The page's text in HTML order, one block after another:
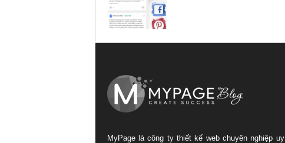
MyPage là công ty thiết kế web chuyên nghiệp uy